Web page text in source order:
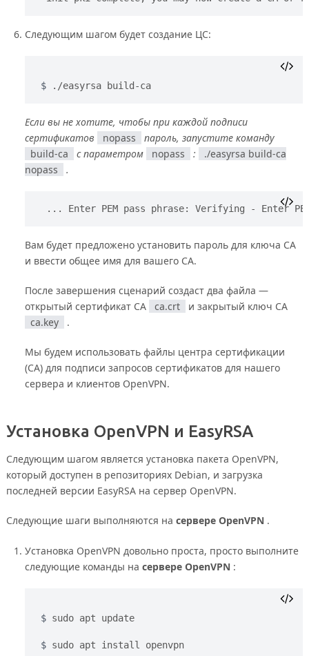
Следующим шагом будет создание ЦС:
./easyrsa build-ca
Если вы не хотите, чтобы при каждой подписи
сертификатов
nopass
пароль, запустите команду
build-ca
с параметром nopass :
./easyrsa build-ca
nopass
.
... Enter PEM pass phrase: Verifying - Enter
Вам будет предложено установить пароль для ключа CA
и ввести общее имя для вашего CA.
После завершения сценарий создаст два файла —
открытый сертификат CA
ca.crt
и закрытый ключ CA
ca.key
.
Мы будем использовать файлы центра сертификации
(CA) для подписи запросов сертификатов для нашего
сервера и клиентов OpenVPN.
Установка OpenVPN и EasyRSA
Следующим шагом является установка пакета OpenVPN,
который доступен в репозиториях Debian, и загрузка
последней версии EasyRSA на сервер OpenVPN.
Следующие шаги выполняются на сервере OpenVPN .
Установка OpenVPN довольно проста, просто выполните
следующие команды на сервере OpenVPN :
sudo apt update
sudo apt install openvpn